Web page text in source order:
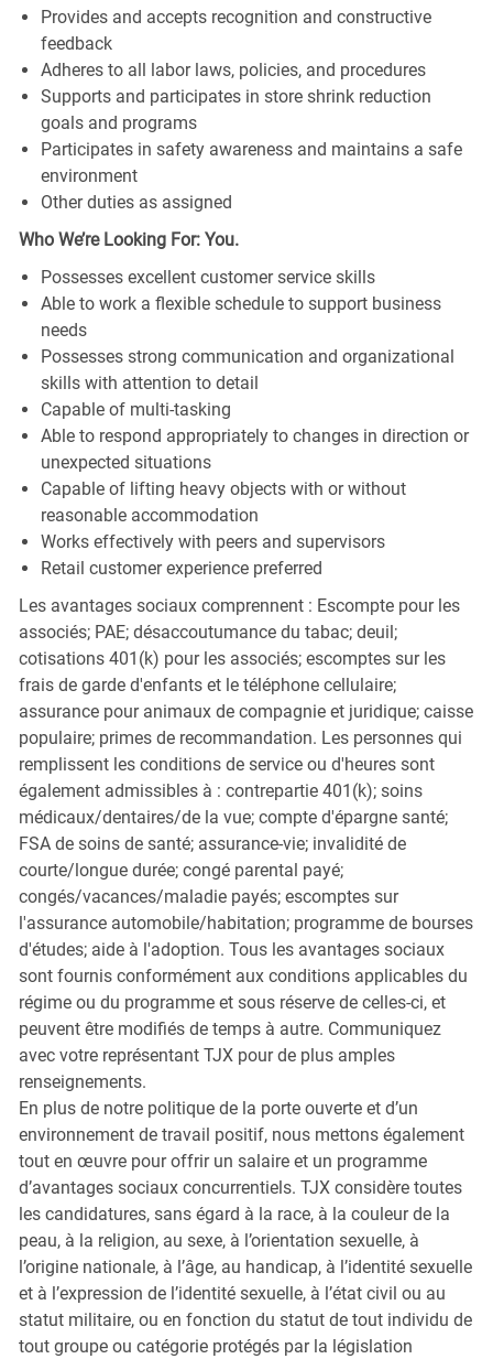
Provides and accepts recognition and constructive
feedback
Adheres to all labor laws, policies, and procedures
Supports and participates in store shrink reduction
goals and programs
Participates in safety awareness and maintains a safe
environment
Other duties as assigned
Who We’re Looking For: You.
Possesses excellent customer service skills
Able to work a flexible schedule to support business
needs
Possesses strong communication and organizational
skills with attention to detail
Capable of multi-tasking
Able to respond appropriately to changes in direction or
unexpected situations
Capable of lifting heavy objects with or without
reasonable accommodation
Works effectively with peers and supervisors
Retail customer experience preferred
Les avantages sociaux comprennent : Escompte pour les
associés; PAE; désaccoutumance du tabac; deuil;
cotisations 401(k) pour les associés; escomptes sur les
frais de garde d'enfants et le téléphone cellulaire;
assurance pour animaux de compagnie et juridique; caisse
populaire; primes de recommandation. Les personnes qui
remplissent les conditions de service ou d'heures sont
également admissibles à : contrepartie 401(k); soins
médicaux/dentaires/de la vue; compte d'épargne santé;
FSA de soins de santé; assurance-vie; invalidité de
courte/longue durée; congé parental payé;
congés/vacances/maladie payés; escomptes sur
l'assurance automobile/habitation; programme de bourses
d'études; aide à l'adoption. Tous les avantages sociaux
sont fournis conformément aux conditions applicables du
régime ou du programme et sous réserve de celles-ci, et
peuvent être modifiés de temps à autre. Communiquez
avec votre représentant TJX pour de plus amples
renseignements.
En plus de notre politique de la porte ouverte et d’un
environnement de travail positif, nous mettons également
tout en œuvre pour offrir un salaire et un programme
d’avantages sociaux concurrentiels. TJX considère toutes
les candidatures, sans égard à la race, à la couleur de la
peau, à la religion, au sexe, à l’orientation sexuelle, à
l’origine nationale, à l’âge, au handicap, à l’identité sexuelle
et à l’expression de l’identité sexuelle, à l’état civil ou au
statut militaire, ou en fonction du statut de tout individu de
tout groupe ou catégorie protégés par la législation